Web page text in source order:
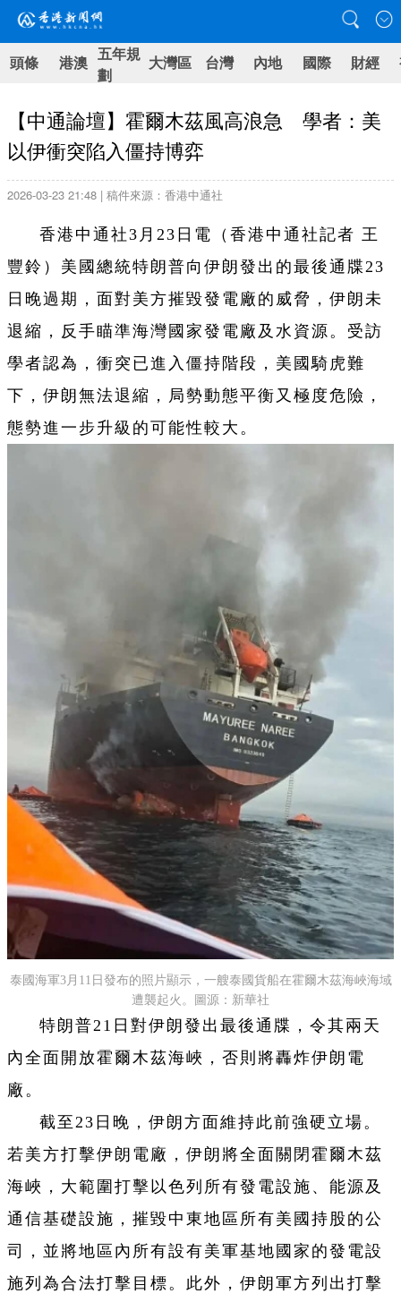
頭條 港澳 五年規
劃
大灣區 台灣 內地 國際 財經
【中通論壇】霍爾木茲風高浪急 學者：美
以伊衝突陷入僵持博弈
2026-03-23 21:48 | 稿件來源：香港中通社
香港中通社3月23日電（香港中通社記者 王
豐鈴）美國總統特朗普向伊朗發出的最後通牒23
日晚過期，面對美方摧毀發電廠的威脅，伊朗未
退縮，反手瞄準海灣國家發電廠及水資源。受訪
學者認為，衝突已進入僵持階段，美國騎虎難
下，伊朗無法退縮，局勢動態平衡又極度危險，
態勢進一步升級的可能性較大。
泰國海軍3月11日發布的照片顯示，一艘泰國貨船在霍爾木茲海峽海域
遭襲起火。圖源：新華社
特朗普21日對伊朗發出最後通牒，令其兩天
內全面開放霍爾木茲海峽，否則將轟炸伊朗電
廠。
截至23日晚，伊朗方面維持此前強硬立場。
若美方打擊伊朗電廠，伊朗將全面關閉霍爾木茲
海峽，大範圍打擊以色列所有發電設施、能源及
通信基礎設施，摧毀中東地區所有美國持股的公
司，並將地區內所有設有美軍基地國家的發電設
施列為合法打擊目標。此外，伊朗軍方列出打擊